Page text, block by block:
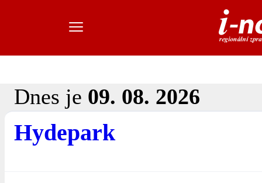
Dnes je 09. 08. 2026
Hydepark